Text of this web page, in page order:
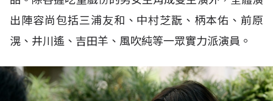
出陣容尚包括三浦友和、中村芝翫、柄本佑、前原
滉、井川遙、吉田羊、風吹純等一眾實力派演員。